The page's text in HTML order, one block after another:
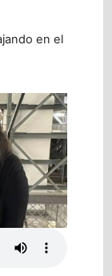
en el